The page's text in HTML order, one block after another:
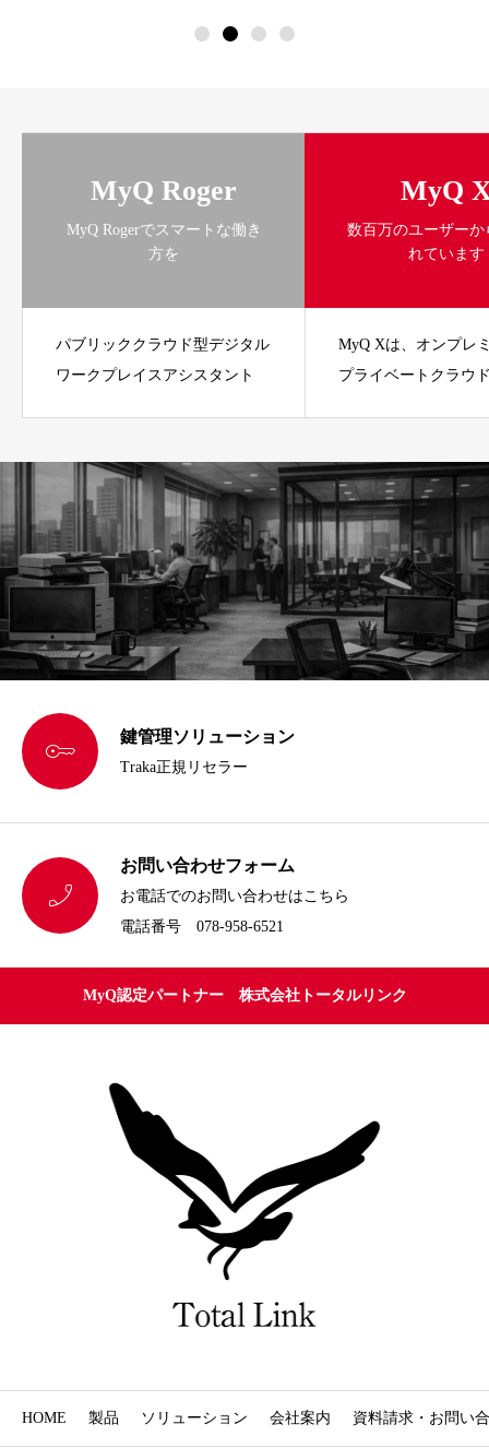
MyQ Roger
MyQ Rogerでスマートな働き
方を
パブリッククラウド型デジタル
ワークプレイスアシスタント
MyQ
数百万のユーザーか
れています
MyQ Xは、オンプレ
プライベートクラウ
 鍵管理ソリューション
Traka正規リセラー

お問い合わせフォーム
お電話でのお問い合わせはこちら
電話番号 078-958-6521
MyQ認定パートナー 株式会社トータルリンク
HOME 製品 ソリューション 会社案内 資料請求・お問い